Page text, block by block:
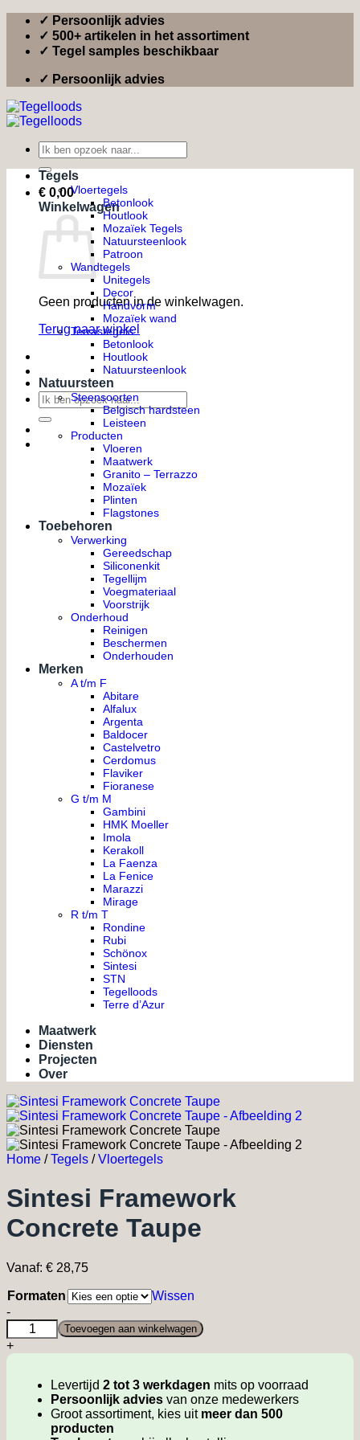
naar
inhoud
✓ Persoonlijk advies
✓ 500+ artikelen in het assortiment
✓ Tegel samples beschikbaar
✓ Persoonlijk advies
Zoeken
naar:
€ 0,00
Winkelwagen
Geen producten in de winkelwagen.
Terug naar winkel
Zoeken
naar:
Tegels
Vloertegels
Betonlook
Houtlook
Mozaïek Tegels
Natuursteenlook
Patroon
Wandtegels
Unitegels
Decor
Handvorm
Mozaïek wand
Terrastegels
Betonlook
Houtlook
Natuursteenlook
Natuursteen
Steensoorten
Belgisch hardsteen
Leisteen
Producten
Vloeren
Maatwerk
Granito – Terrazzo
Mozaïek
Plinten
Flagstones
Toebehoren
Verwerking
Gereedschap
Siliconenkit
Tegellijm
Voegmateriaal
Voorstrijk
Onderhoud
Reinigen
Beschermen
Onderhouden
Merken
A t/m F
Abitare
Alfalux
Argenta
Baldocer
Castelvetro
Cerdomus
Flaviker
Fioranese
G t/m M
Gambini
HMK Moeller
Imola
Kerakoll
La Faenza
La Fenice
Marazzi
Mirage
R t/m T
Rondine
Rubi
Schönox
Sintesi
STN
Tegelloods
Terre d’Azur
Maatwerk
Diensten
Projecten
Over
Home / Tegels / Vloertegels
Sintesi Framework
Concrete Taupe
Vanaf: € 28,75
Formaten
Wissen
Sintesi
Framework
Concrete
Taupe
-
+
Toevoegen aan winkelwagen
Levertijd 2 tot 3 werkdagen mits op voorraad
Persoonlijk advies van onze medewerkers
Groot assortiment, kies uit meer dan 500
producten